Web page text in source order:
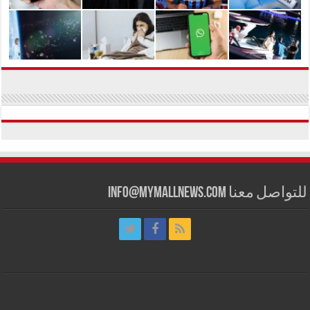
للتواصل معنا info@mymallnews.com